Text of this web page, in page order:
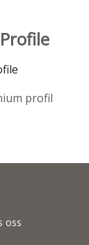
profil
oss